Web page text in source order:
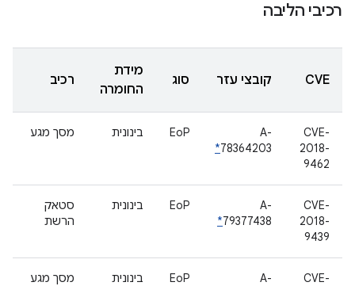
רכיבי הליבה
CVE קובצי עזר סוג
מידת
החומרה
רכיב
CVE-
2018-
9462
A-
78364203
*
EoP בינונית מסך מגע
CVE-
2018-
9439
A-
79377438
*
EoP בינונית
סטאק
הרשת
CVE-
A-
EoP בינונית מסך מגע